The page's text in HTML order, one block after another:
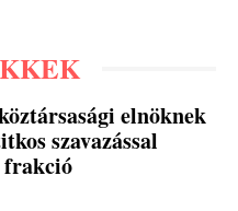
elnöknek
szavazással